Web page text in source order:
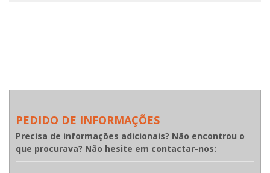
PEDIDO DE INFORMAÇÕES
Precisa de informações adicionais? Não encontrou o
que procurava? Não hesite em contactar-nos: